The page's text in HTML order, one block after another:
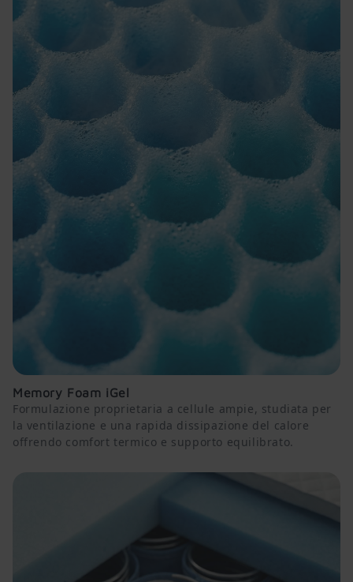
Memory Foam iGel
Formulazione proprietaria a cellule ampie, studiata per
la ventilazione e una rapida dissipazione del calore
offrendo comfort termico e supporto equilibrato.